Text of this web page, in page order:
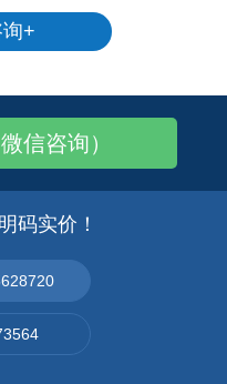
+
信咨询）
码实价！